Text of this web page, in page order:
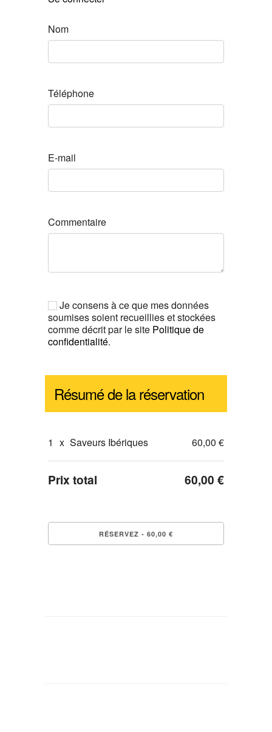
Nom
Téléphone
E-mail
Commentaire
Je consens à ce que mes données
soumises soient recueillies et stockées
comme décrit par le site Politique de
confidentialité.
Résumé de la réservation
1 x Saveurs Ibériques 60,00 €
Prix total 60,00 €